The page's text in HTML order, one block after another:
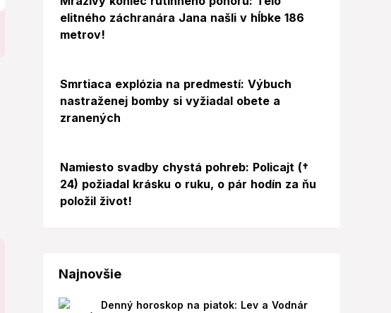
elitného záchranára Jana našli v hĺbke 186
metrov!
Smrtiaca explózia na predmestí: Výbuch
nastraženej bomby si vyžiadal obete a
zranených
Namiesto svadby chystá pohreb: Policajt (†
24) požiadal krásku o ruku, o pár hodín za ňu
položil život!
Najnovšie
Denný horoskop na piatok: Lev a Vodnár